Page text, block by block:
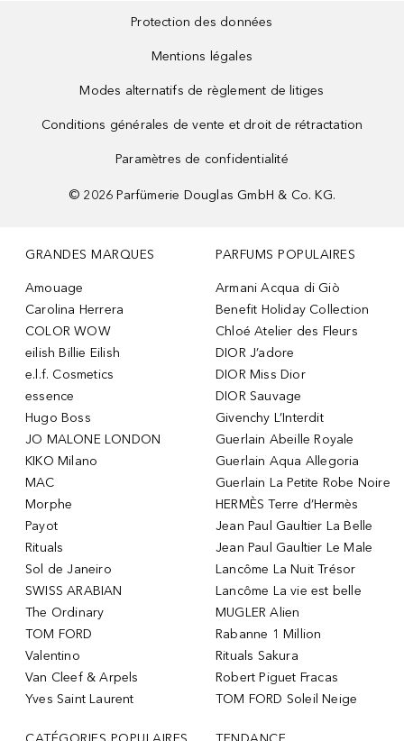
Protection des données
Mentions légales
Modes alternatifs de règlement de litiges
Conditions générales de vente et droit de rétractation
Paramètres de confidentialité
© 2026 Parfümerie Douglas GmbH & Co. KG.
GRANDES MARQUES
Amouage
Carolina Herrera
COLOR WOW
eilish Billie Eilish
e.l.f. Cosmetics
essence
Hugo Boss
JO MALONE LONDON
KIKO Milano
MAC
Morphe
Payot
Rituals
Sol de Janeiro
SWISS ARABIAN
The Ordinary
TOM FORD
Valentino
Van Cleef & Arpels
Yves Saint Laurent
PARFUMS POPULAIRES
Armani Acqua di Giò
Benefit Holiday Collection
Chloé Atelier des Fleurs
DIOR J’adore
DIOR Miss Dior
DIOR Sauvage
Givenchy L’Interdit
Guerlain Abeille Royale
Guerlain Aqua Allegoria
Guerlain La Petite Robe Noire
HERMÈS Terre d’Hermès
Jean Paul Gaultier La Belle
Jean Paul Gaultier Le Male
Lancôme La Nuit Trésor
Lancôme La vie est belle
MUGLER Alien
Rabanne 1 Million
Rituals Sakura
Robert Piguet Fracas
TOM FORD Soleil Neige